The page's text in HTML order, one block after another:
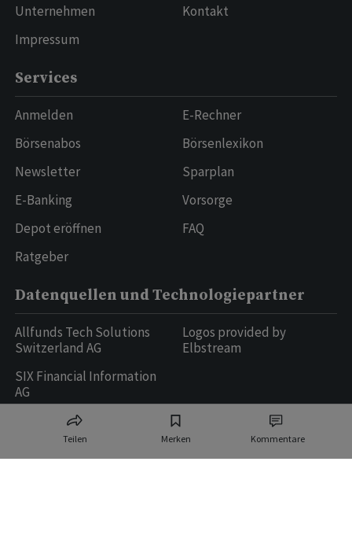
Teilen Merken Kommentare
Unternehmen
Impressum
Kontakt
Services
Anmelden
Börsenabos
Newsletter
E-Banking
Depot eröffnen
Ratgeber
E-Rechner
Börsenlexikon
Sparplan
Vorsorge
FAQ
Datenquellen und Technologiepartner
Allfunds Tech Solutions
Switzerland AG
SIX Financial Information
AG
Logos provided by
Elbstream